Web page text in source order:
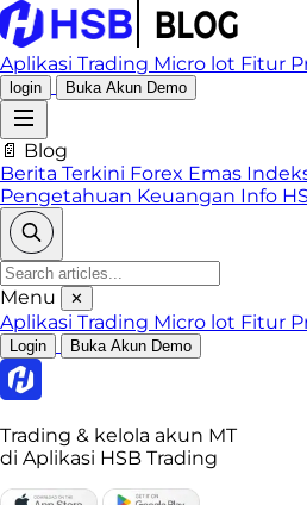
Aplikasi Trading Micro lot Fitur
login Buka Akun Demo
📄 Blog
Berita Terkini Forex Emas
Pengetahuan Keuangan Info
Menu ✕
Aplikasi Trading Micro lot Fitur
Login Buka Akun Demo
Trading & kelola akun MT
di Aplikasi HSB Trading